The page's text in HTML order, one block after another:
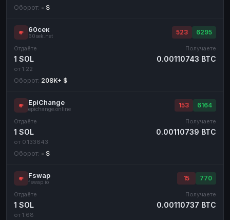
Оборот: - $
60сек
60sek.net
523 6295
Отдаёте
1 SOL
от 1.22
Получаете
0.00110743 BTC
Оборот: 208K+ $
EpiChange
epichange.online
153 6164
Отдаёте
1 SOL
от 0.133643
Получаете
0.00110739 BTC
Оборот: - $
Fswap
fswap.io
15 770
Отдаёте
1 SOL
от 1.68
Получаете
0.00110737 BTC